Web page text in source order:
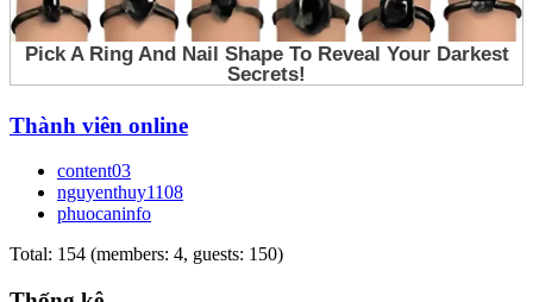
Thành viên online
content03
nguyenthuy1108
phuocaninfo
Total: 154 (members: 4, guests: 150)